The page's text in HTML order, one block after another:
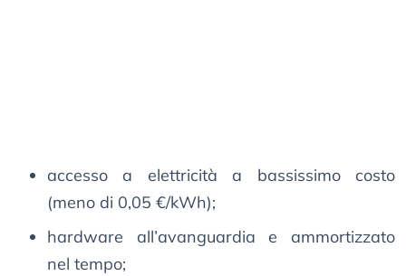
accesso a elettricità a bassissimo costo
(meno di 0,05 €/kWh);
hardware all’avanguardia e ammortizzato
nel tempo;